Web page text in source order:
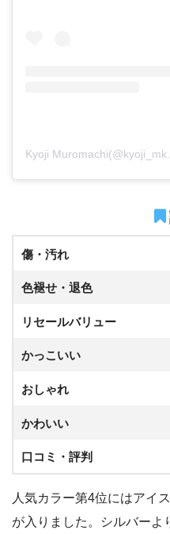
Kyoji
傷・汚れ
色褪せ・退色
リセールバリュー
かっこいい
おしゃれ
かわいい
口コミ・評判
人気カラー第4位にはアイ
が入りました。シルバーよ